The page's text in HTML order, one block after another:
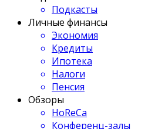
Подкасты
Личные финансы
Экономия
Кредиты
Ипотека
Налоги
Пенсия
Обзоры
HoReCa
Конференц-залы